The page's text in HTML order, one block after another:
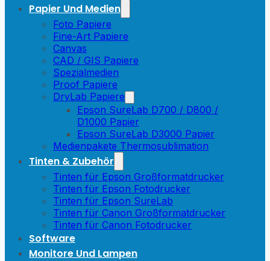
Papier Und Medien
Foto Papiere
Fine-Art Papiere
Canvas
CAD / GIS Papiere
Spezialmedien
Proof Papiere
DryLab Papiere
Epson SureLab D700 / D800 /
D1000 Papier
Epson SureLab D3000 Papier
Medienpakete Thermosublimation
Tinten & Zubehör
Tinten für Epson Großformatdrucker
Tinten für Epson Fotodrucker
Tinten für Epson SureLab
Tinten für Canon Großformatdrucker
Tinten für Canon Fotodrucker
Software
Monitore Und Lampen